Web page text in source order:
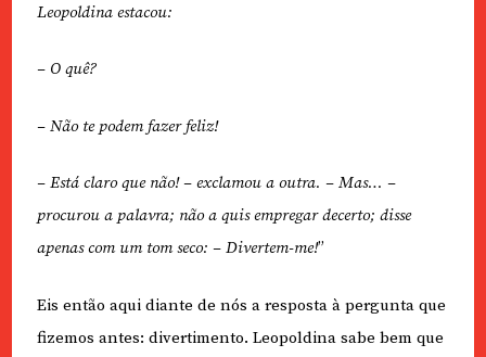
Leopoldina estacou:
– O quê?
– Não te podem fazer feliz!
– Está claro que não! – exclamou a outra. – Mas… –
procurou a palavra; não a quis empregar decerto; disse
apenas com um tom seco: – Divertem-me!”
Eis então aqui diante de nós a resposta à pergunta que
fizemos antes: divertimento. Leopoldina sabe bem que